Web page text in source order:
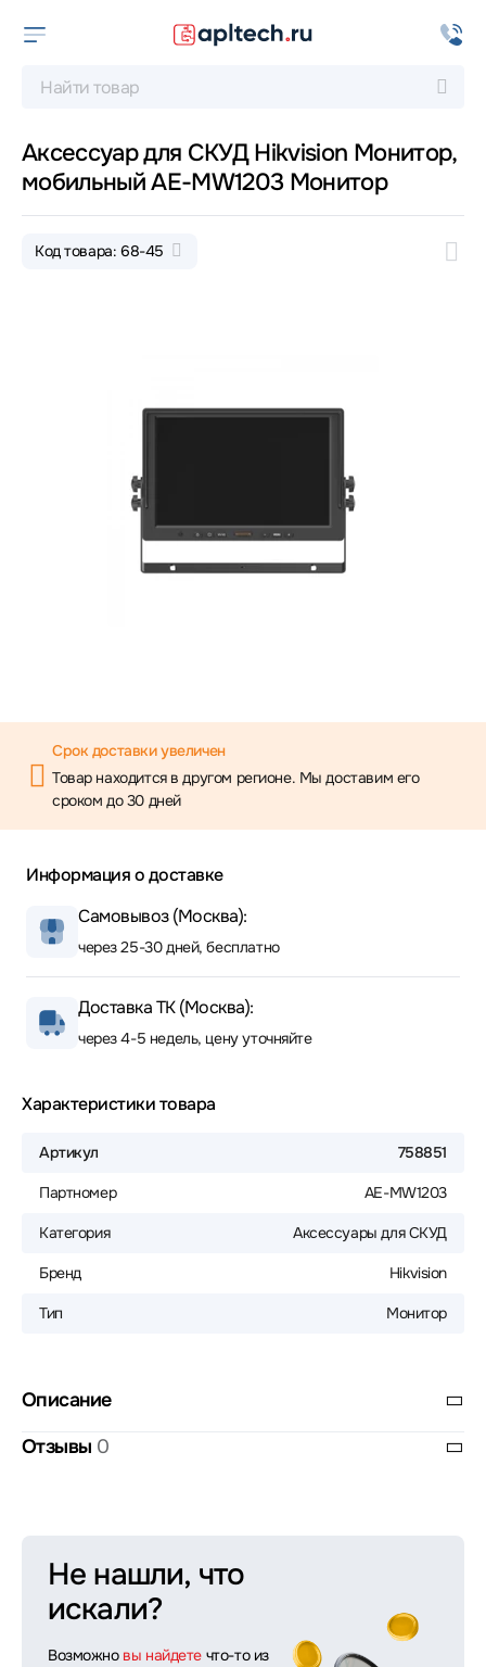
Аксессуар для СКУД Hikvision Монитор,
мобильный AE-MW1203 Монитор
Код товара: 68-45
Срок доставки увеличен
Товар находится в другом регионе. Мы доставим его
сроком до 30 дней
Информация о доставке
Самовывоз (Москва):
через 25-30 дней, бесплатно
Доставка ТК (Москва):
через 4-5 недель, цену уточняйте
Характеристики товара
Артикул 758851
Партномер AE-MW1203
Категория Аксессуары для СКУД
Бренд Hikvision
Тип Монитор
Описание
Отзывы 0
Не нашли, что
искали?
Возможно вы найдете что-то из